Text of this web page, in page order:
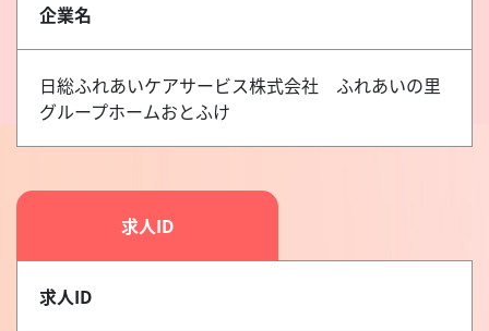
企業名
日総ふれあいケアサービス株式会社 ふれあいの里
グループホームおとふけ
求人ID
求人ID